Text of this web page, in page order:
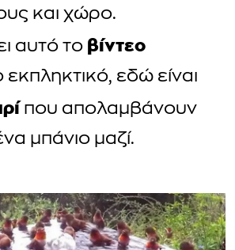
και χώρο.
αυτό το βίντεο
εδώ είναι
που απολαμβάνουν
μπάνιο μαζί.